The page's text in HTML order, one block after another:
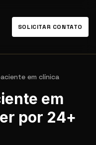
SOLICITAR CONTATO
em clínica
em
por 24+